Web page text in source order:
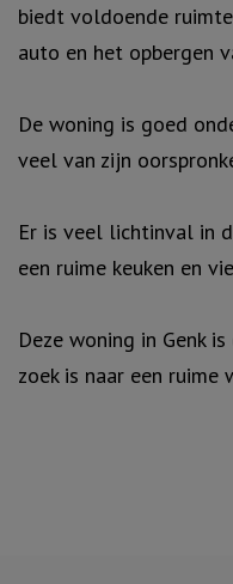
biedt voldoende
auto en het opbergen
De woning is goed
veel van zijn
Er is veel lichtinval in
een ruime keuken en
Deze woning in Genk
zoek is naar een